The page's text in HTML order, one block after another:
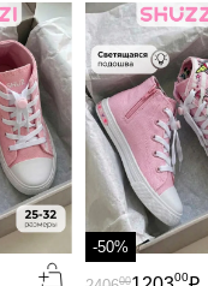
-50%
00
00